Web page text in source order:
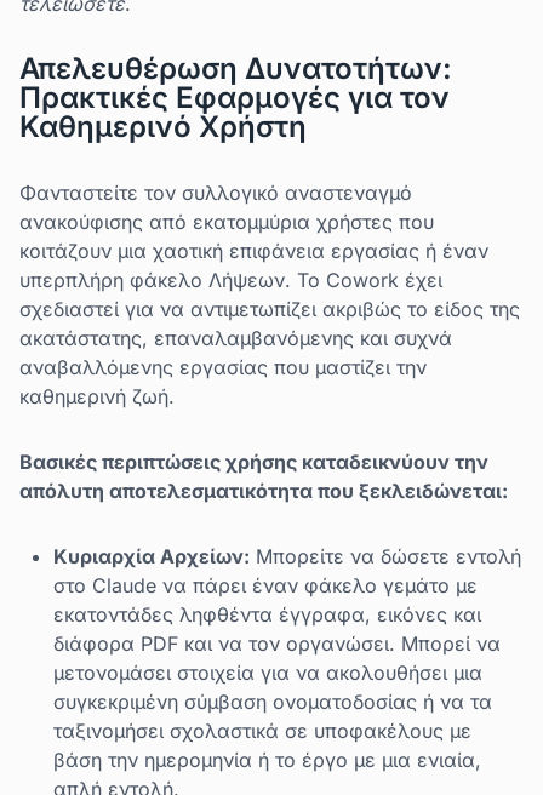
Απελευθέρωση Δυνατοτήτων:
Πρακτικές Εφαρμογές για τον
Καθημερινό Χρήστη
Φανταστείτε τον συλλογικό αναστεναγμό
ανακούφισης από εκατομμύρια χρήστες που
κοιτάζουν μια χαοτική επιφάνεια εργασίας ή έναν
υπερπλήρη φάκελο Λήψεων. Το Cowork έχει
σχεδιαστεί για να αντιμετωπίζει ακριβώς το είδος της
ακατάστατης, επαναλαμβανόμενης και συχνά
αναβαλλόμενης εργασίας που μαστίζει την
καθημερινή ζωή.
Βασικές περιπτώσεις χρήσης καταδεικνύουν την
απόλυτη αποτελεσματικότητα που ξεκλειδώνεται:
Κυριαρχία Αρχείων: Μπορείτε να δώσετε εντολή
στο Claude να πάρει έναν φάκελο γεμάτο με
εκατοντάδες ληφθέντα έγγραφα, εικόνες και
διάφορα PDF και να τον οργανώσει. Μπορεί να
μετονομάσει στοιχεία για να ακολουθήσει μια
συγκεκριμένη σύμβαση ονοματοδοσίας ή να τα
ταξινομήσει σχολαστικά σε υποφακέλους με
βάση την ημερομηνία ή το έργο με μια ενιαία,
απλή εντολή.